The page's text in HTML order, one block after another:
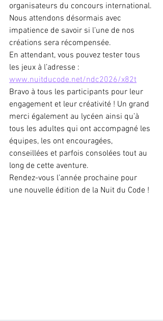
organisateurs du concours international.
Nous attendons désormais avec
impatience de savoir si l’une de nos
créations sera récompensée.
En attendant, vous pouvez tester tous
les jeux à l’adresse :
www.nuitducode.net/ndc2026/x82t
Bravo à tous les participants pour leur
engagement et leur créativité ! Un grand
merci également au lycéen ainsi qu’à
tous les adultes qui ont accompagné les
équipes, les ont encouragées,
conseillées et parfois consolées tout au
long de cette aventure.
Rendez-vous l’année prochaine pour
une nouvelle édition de la Nuit du Code !